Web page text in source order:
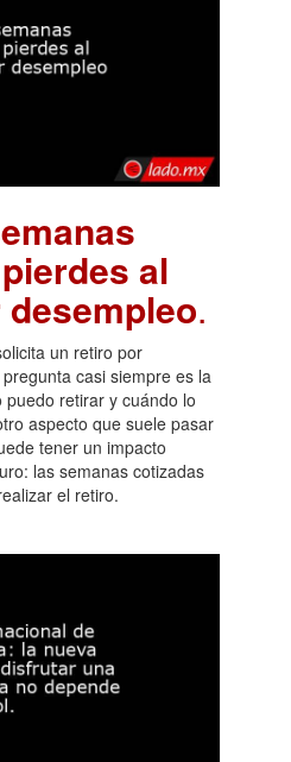
al
.
un retiro por
casi siempre es la
retirar y cuándo lo
aspecto que suele pasar
tener un impacto
las semanas cotizadas
el retiro.